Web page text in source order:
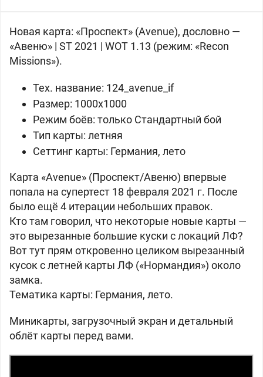
Новая карта: «Проспект» (Avenue), дословно —
«Авеню» | ST 2021 | WOT 1.13 (режим: «Recon
Missions»).
Тех. название: 124_avenue_if
Размер: 1000x1000
Режим боёв: только Стандартный бой
Тип карты: летняя
Сеттинг карты: Германия, лето
Карта «Avenue» (Проспект/Авеню) впервые
попала на супертест 18 февраля 2021 г. После
было ещё 4 итерации небольших правок.
Кто там говорил, что некоторые новые карты —
это вырезанные большие куски с локаций ЛФ?
Вот тут прям откровенно целиком вырезанный
кусок с летней карты ЛФ («Нормандия») около
замка.
Тематика карты: Германия, лето.
Миникарты, загрузочный экран и детальный
облёт карты перед вами.